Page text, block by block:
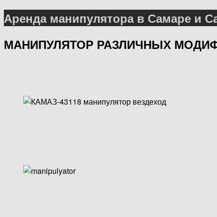
Аренда манипулятора в Самаре и
МАНИПУЛЯТОР РАЗЛИЧНЫХ